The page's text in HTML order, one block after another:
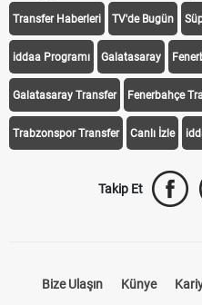
Transfer Haberleri TV'de Bugün
iddaa Programı Galatasaray
Galatasaray Transfer Fenerbahçe
Trabzonspor Transfer Canlı İzle
Takip Et
Bize Ulaşın Künye